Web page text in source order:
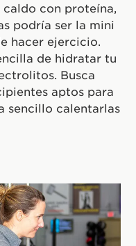
caldo con proteína,
podría ser la mini
hacer ejercicio.
de hidratar tu
Busca
aptos para
sencillo calentarlas